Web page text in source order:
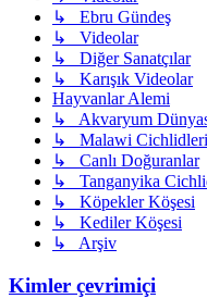
↳ Ebru Gündeş
↳ Videolar
↳ Diğer Sanatçılar
↳ Karışık Videolar
Hayvanlar Alemi
↳ Akvaryum
↳ Malawi Cichlidleri
↳ Canlı Doğuranlar
↳ Tanganyika
↳ Köpekler Köşesi
↳ Kediler Köşesi
↳ Arşiv
Kimler çevrimiçi